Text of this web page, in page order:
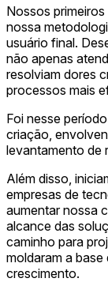
Nossos
nossa
usuário final.
não apenas
resolviam dores
processos mais
Foi nesse
criação,
levantamento de
Além disso,
empresas de
aumentar nossa
alcance das
caminho para
moldaram a
crescimento.